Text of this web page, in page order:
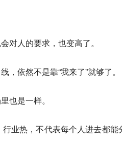
对人的要求，也变高了。
依然不是靠“我来了”就够了。
也是一样。
业热，不代表每个人进去都能